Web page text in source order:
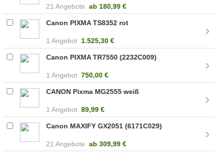
21 Angebote ab 180,99 €
Canon PIXMA TS8352 rot
1 Angebot 1.525,30 €
Canon PIXMA TR7550 (2232C009)
1 Angebot 750,00 €
CANON Pixma MG2555 weiß
1 Angebot 89,99 €
Canon MAXIFY GX2051 (6171C029)
21 Angebote ab 309,99 €